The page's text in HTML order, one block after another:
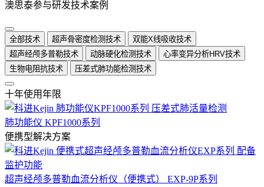
澳思泰参与研发技术案例
全部技术 超声骨密度检测技术
双能X线吸收技术
超声经颅多普勒技术
动脉硬化检测技术
心率变异分析HRV技术
生物电阻抗技术
压差式肺功能检测技术
十年使用年限
肺功能仪 KPF1000系列
便携型解决方案
超声经颅多普勒血流分析仪（便携式） EXP-9P系列